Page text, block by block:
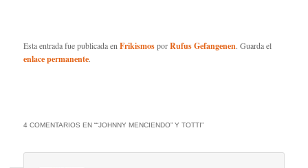
Esta entrada fue publicada enFrikismosporRufus Gefangenen. Guarda el
enlace permanente.
4 COMENTARIOS EN ““JOHNNY MENCIENDO” Y TOTTI”